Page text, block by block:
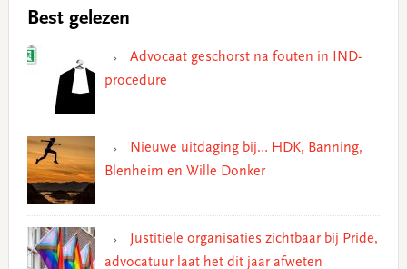
Best gelezen
Advocaat geschorst na fouten in IND-
procedure
Nieuwe uitdaging bij… HDK, Banning,
Blenheim en Wille Donker
Justitiële organisaties zichtbaar bij Pride,
advocatuur laat het dit jaar afweten